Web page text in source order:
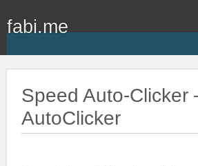
fabi.me
Speed Auto-Clicker
AutoClicker